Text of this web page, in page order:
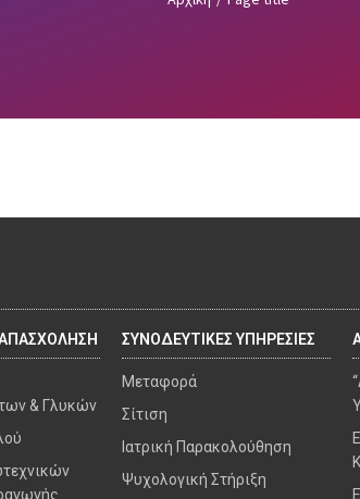
& Γλυκών
ΣΥΝΟΔΕΥΤΙΚΕΣ ΥΠΗΡΕΣΙΕΣ
Μεταφορά
Σίτιση
Ιατρική Παρακολούθηση
Ψυχολογική Στήριξη